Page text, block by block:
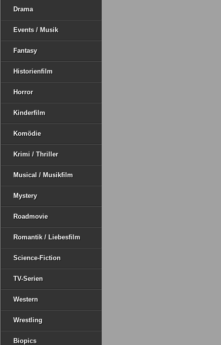
Drama
Events / Musik
Fantasy
Historienfilm
Horror
Kinderfilm
Komödie
Krimi / Thriller
Musical / Musikfilm
Mystery
Roadmovie
Romantik / Liebesfilm
Science-Fiction
TV-Serien
Western
Wrestling
Biopics